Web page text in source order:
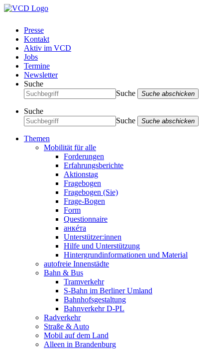
Presse
Kontakt
Aktiv im VCD
Jobs
Termine
Newsletter
Suche
Suche
Suche abschicken
Suche
Suche
Suche abschicken
Themen
Mobilität für alle
Forderungen
Erfahrungsberichte
Aktionstag
Fragebogen
Fragebogen (Sie)
Frage-Bogen
Form
Questionnaire
анкéта
Unterstützer:innen
Hilfe und Unterstützung
Hintergrundinformationen und Material
autofreie Innenstädte
Bahn & Bus
Tramverkehr
S-Bahn im Berliner Umland
Bahnhofsgestaltung
Bahnverkehr D-PL
Radverkehr
Straße & Auto
Mobil auf dem Land
Alleen in Brandenburg